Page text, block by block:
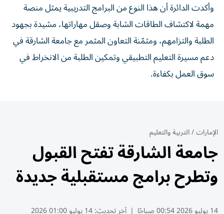
وأكدت الدائرة أن هذا النوع من البرامج التدريبية يمثل منصة
مهمة لاكتشاف الطاقات الشابة وصقل مهاراتها، مشيدة بجهود
الطلبة والتزامهم، ومثمّنة التعاون المثمر مع جامعة الشارقة في
دعم مسيرة التعليم التطبيقي وتمكين الطلبة من الانخراط في
سوق العمل بكفاءة.
الإمارات/التربية والتعليم
جامعة الشارقة تفتح القبول
وتطرح برامج مستقبلية جديدة
14 يوليو 2026 00:54 صباحًا | آخر تحديث:14 يوليو 01:00 2026